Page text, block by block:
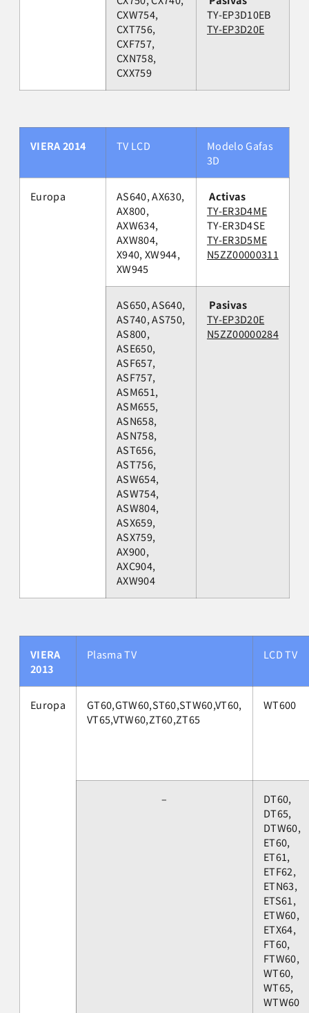
CXW754,
CXT756,
CXF757,
CXN758,
CXX759
TY-EP3D10EB
TY-EP3D20E
VIERA 2014 TV LCD
Modelo Gafas
3D
Europa
AS640, AX630,
AX800,
AXW634,
AXW804,
X940, XW944,
XW945
Activas
TY-ER3D4ME
TY-ER3D4SE
TY-ER3D5ME
N5ZZ00000311
AS650, AS640,
AS740, AS750,
AS800,
ASE650,
ASF657,
ASF757,
ASM651,
ASM655,
ASN658,
ASN758,
AST656,
AST756,
ASW654,
ASW754,
ASW804,
ASX659,
ASX759,
AX900,
AXC904,
AXW904
Pasivas
TY-EP3D20E
N5ZZ00000284
VIERA
2013
Plasma TV LCD TV
Europa
GT60,GTW60,ST60,STW60,VT60,
VT65,VTW60,ZT60,ZT65
WT600
–
DT60,
DT65,
DTW60,
ET60,
ET61,
ETF62,
ETN63,
ETS61,
ETW60,
ETX64,
FT60,
FTW60,
WT60,
WT65,
WTW60